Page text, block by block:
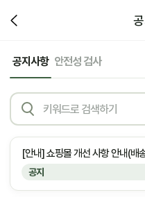
공지사항 안전성 검사
공지
[안내] 쇼핑몰 개선 사항 안내(배